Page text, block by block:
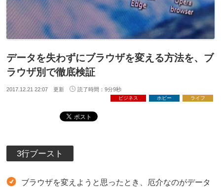
データを失わずにブラウザを変える方法を、ブ
ラウザ別で徹底検証
2017.12.21 22:07 更新 読了時間：9分9秒
ビジネス ホビー ライフ
3行ブースト
ブラウザを変えようと思ったとき、厄介なのがデータ